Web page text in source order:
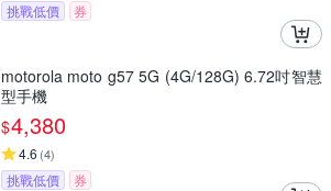
挑戰低價
券
motorola moto g57 5G (4G/128G) 6.72吋智慧
型手機
$4,380
4.6 (4)
挑戰低價 券